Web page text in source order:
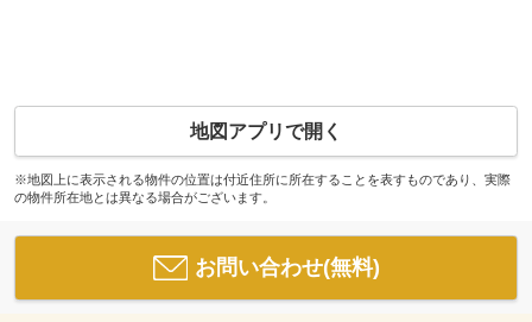
地図アプリで開く
※地図上に表示される物件の位置は付近住所に所在することを表すものであり、実際
の物件所在地とは異なる場合がございます。
お問い合わせ(無料)